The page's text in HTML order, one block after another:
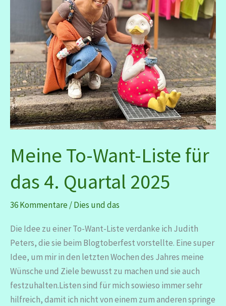
Meine To-Want-Liste für
das 4. Quartal 2025
36 Kommentare/Dies und das
Die Idee zu einer To-Want-Liste verdanke ich Judith
Peters, die sie beim Blogtoberfest vorstellte. Eine super
Idee, um mir in den letzten Wochen des Jahres meine
Wünsche und Ziele bewusst zu machen und sie auch
festzuhalten.Listen sind für mich sowieso immer sehr
hilfreich, damit ich nicht von einem zum anderen springe